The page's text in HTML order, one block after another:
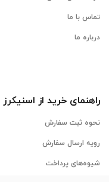
تماس با ما
درباره ما
راهنمای خرید از اسنیکرز
نحوه ثبت سفارش
رویه ارسال سفارش
شیوه‌های پرداخت